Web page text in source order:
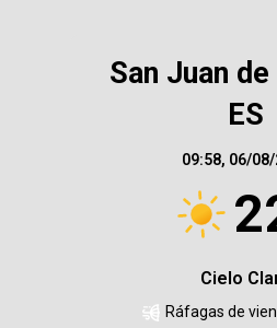
San Juan
ES
09:58, 06/
Cielo
Ráfagas de